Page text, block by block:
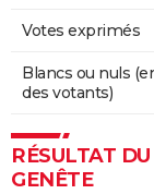
Votes exprimés
Blancs ou nuls
des votants)
RÉSULTAT
GENÊTE